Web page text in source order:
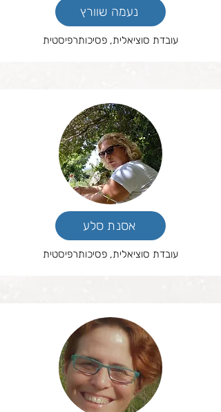
נעמה שוורץ
עובדת סוציאלית, פסיכותרפיסטית
אסנת סלע
עובדת סוציאלית, פסיכותרפיסטית